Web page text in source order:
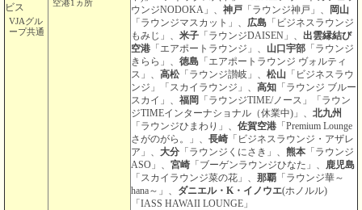
ビス
VJAグル
ープ共通
空港1ヵ所
ウンジNODOKA」、 神戸 「ラウンジ神戸」、 岡山
「ラウンジマスカット」、 広島 「ビジネスラウンジ
もみじ」、 米子 「ラウンジDAISEN」、 出雲縁結び
空港 「エアポートラウンジ」、 山口宇部 「ラウンジ
きらら」、 徳島 「エアポートラウンジ ヴォルティ
ス」、 高松 「ラウンジ讃岐」、 松山 「ビジネスラウ
ンジ」「スカイラウンジ」、 高知 「ラウンジ ブルー
スカイ」、 福岡 「ラウンジTIME/ノース」「ラウン
ジTIMEインターナショナル（休業中)」、 北九州
「ラウンジひまわり」、 佐賀空港 「Premium Lounge
さがのがら。」、 長崎 「ビジネスラウンジ・アザレ
ア」、 大分 「ラウンジくにさき」、 熊本 「ラウンジ
ASO」、 宮崎 「ブーゲンラウンジひなた」、 鹿児島
「スカイラウンジ菜の花」、 那覇 「ラウンジ華～
hana～」、 ダニエル・K・イノウエ(ホノルル)
「IASS HAWAII LOUNGE」